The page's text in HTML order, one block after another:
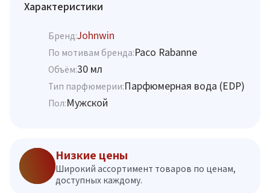
Характеристики
Бренд:Johnwin
По мотивам бренда:Paco Rabanne
Объём:30 мл
Тип парфюмерии:Парфюмерная вода (EDP)
Пол:Мужской
Низкие цены
Широкий ассортимент товаров по ценам,
доступных каждому.